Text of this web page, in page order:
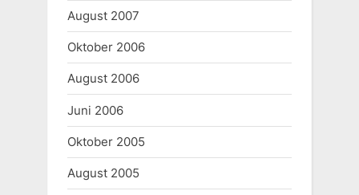
August 2007
Oktober 2006
August 2006
Juni 2006
Oktober 2005
August 2005